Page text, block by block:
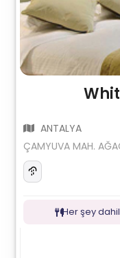
ANTALYA
ÇAMYUVA MAH.
Her şey dahil